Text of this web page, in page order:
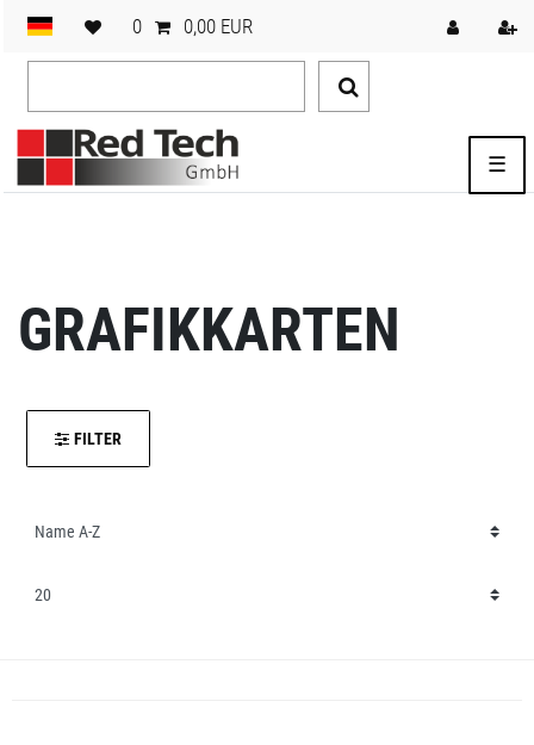
0 0,00 EUR
☰
GRAFIKKARTEN
FILTER